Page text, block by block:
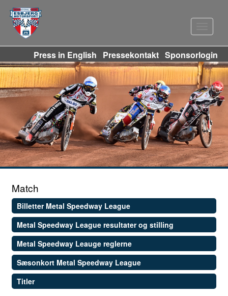
Sponsorlogin
Pressekontakt
Press in English
Match
Billetter Metal Speedway League
Metal Speedway League resultater og stilling
Metal Speedway Leauge reglerne
Sæsonkort Metal Speedway League
Titler